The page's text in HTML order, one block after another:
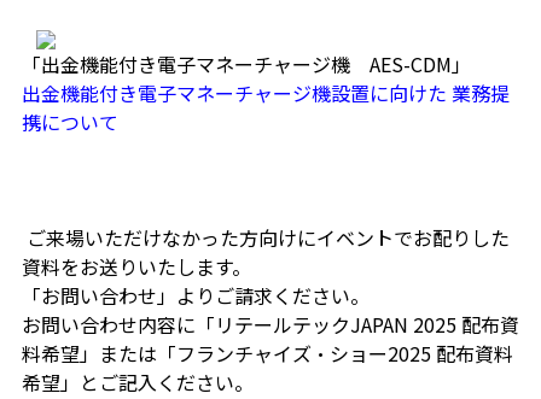
「出金機能付き電子マネーチャージ機 AES-CDM」
出金機能付き電子マネーチャージ機設置に向けた 業務提
携について
ご来場いただけなかった方向けにイベントでお配りした
資料をお送りいたします。
「お問い合わせ」よりご請求ください。
お問い合わせ内容に「リテールテックJAPAN 2025 配布資
料希望」または「フランチャイズ・ショー2025配布資料
希望」とご記入ください。